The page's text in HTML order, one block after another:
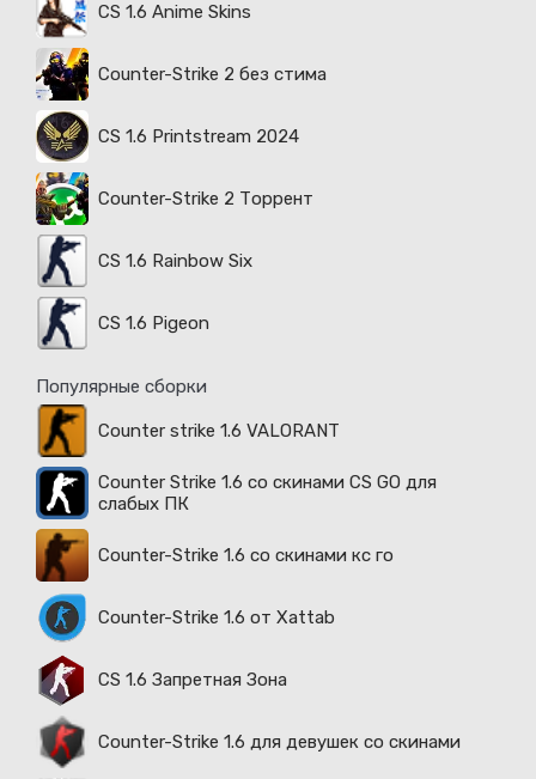
CS 1.6 Anime Skins
Counter-Strike 2 без стима
CS 1.6 Printstream 2024
Counter-Strike 2 Торрент
CS 1.6 Rainbow Six
CS 1.6 Pigeon
Популярные сборки
Counter strike 1.6 VALORANT
Counter Strike 1.6 со скинами CS GO для
слабых ПК
Counter-Strike 1.6 со скинами кс го
Counter-Strike 1.6 от Xattab
CS 1.6 Запретная Зона
Counter-Strike 1.6 для девушек со скинами